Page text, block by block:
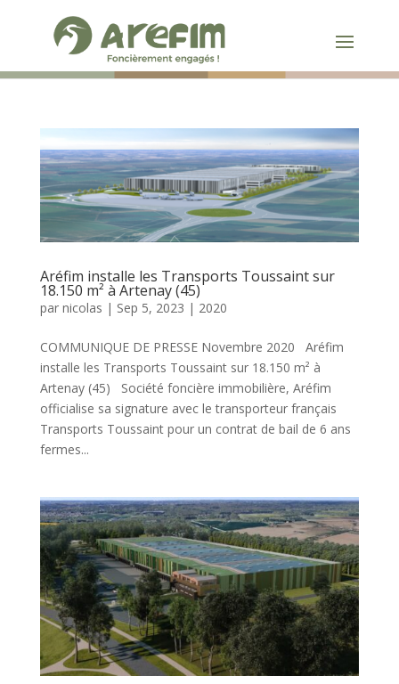
Aréfim installe les Transports Toussaint sur
18.150 m² à Artenay (45)
par nicolas | Sep 5, 2023 | 2020
COMMUNIQUE DE PRESSE Novembre 2020 Aréfim
installe les Transports Toussaint sur 18.150 m² à
Artenay (45) Société foncière immobilière, Aréfim
officialise sa signature avec le transporteur français
Transports Toussaint pour un contrat de bail de 6 ans
fermes...